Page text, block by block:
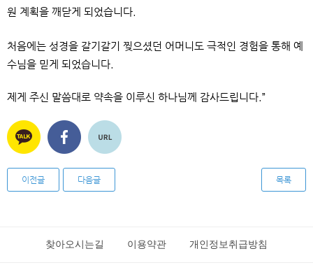
원 계획을 깨닫게 되었습니다.
처음에는 성경을 갈기갈기 찢으셨던 어머니도 극적인 경험을 통해 예
수님을 믿게 되었습니다.
제게 주신 말씀대로 약속을 이루신 하나님께 감사드립니다.”
이전글 다음글 목록
찾아오시는길 이용약관 개인정보취급방침